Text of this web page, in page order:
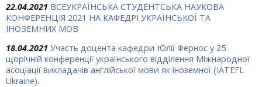
22.04.2021 ВСЕУКРАЇНСЬКА СТУДЕНТСЬКА НАУКОВА
КОНФЕРЕНЦІЯ 2021 НА КАФЕДРІ УКРАЇНСЬКОЇ ТА
ІНОЗЕМНИХ МОВ
18.04.2021 Участь доцента кафедри Юлії Фернос у 25
щорічній конференції українського відділення Міжнародної
асоціації викладачів англійської мови як іноземної (IATEFL
Ukraine).